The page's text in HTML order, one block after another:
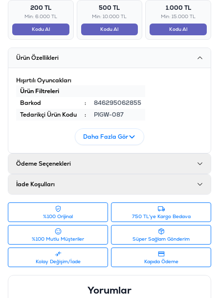
200 TL
Min: 6.000 TL
Kodu Al
500 TL
Min: 10.000 TL
Kodu Al
1.000 TL
Min: 15.000 TL
Kodu Al
Ürün Özellikleri
Hışırtılı Oyuncakları
Ürün Filtreleri
Barkod
:
846295062855
Tedarikçi Ürün Kodu
: PIGW-087
Daha Fazla Gör
Ödeme Seçenekleri
İade Koşulları
%100 Orijinal 750 TL'ye Kargo Bedava
%100 Mutlu Müşteriler Süper Sağlam Gönderim
Kolay Değişim/İade Kapıda Ödeme
Yorumlar